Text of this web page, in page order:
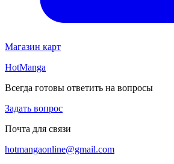
Магазин карт
HotManga
Всегда готовы ответить на вопросы
Задать вопрос
Почта для связи
hotmangaonline@gmail.com